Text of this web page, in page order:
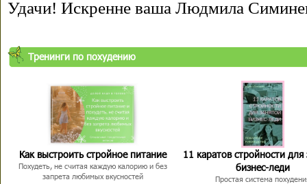
Удачи! Искренне ваша Людмила
Тренинги по похудению
Как выстроить стройное питание
Похудеть, не считая каждую калорию и без
запрета любимых вкусностей
11 каратов стройности для
бизнес-леди
Простая система